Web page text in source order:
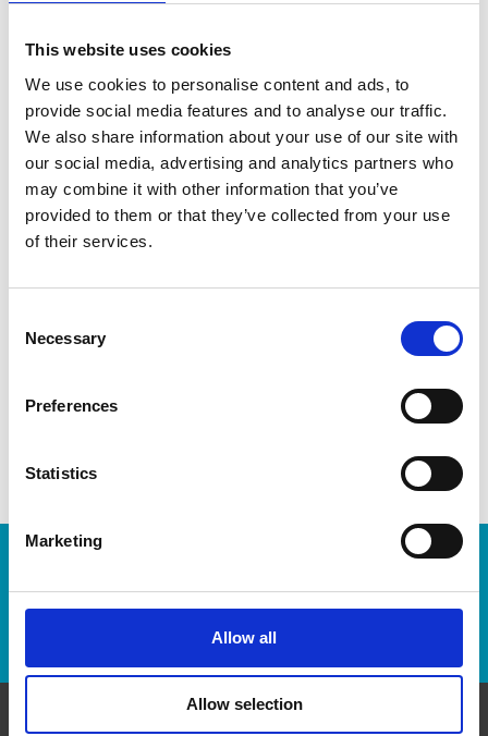
This website uses cookies
We use cookies to personalise content and ads, to
provide social media features and to analyse our traffic.
We also share information about your use of our site with
our social media, advertising and analytics partners who
may combine it with other information that you’ve
provided to them or that they’ve collected from your use
of their services.
Selection
Necessary
Preferences
Statistics
Marketing
Allow all
Allow selection